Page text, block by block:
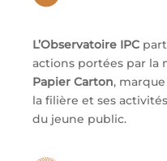
L’Observatoire IPC
actions portées par la
Papier Carton,
la filière et ses
du jeune public.